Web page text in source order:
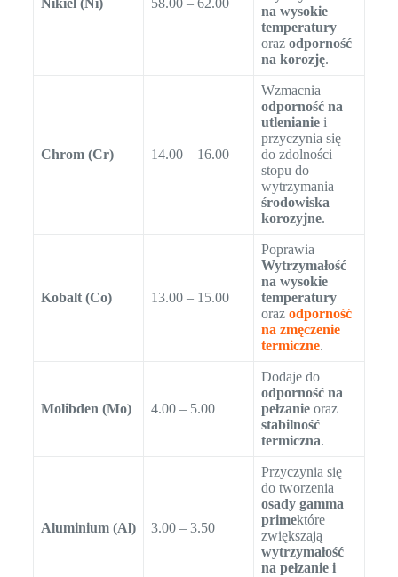
Nikiel (Ni) 58.00 – 62.00
na wysokie
temperatury
oraz odporność
na korozję.
Chrom (Cr) 14.00 – 16.00
Wzmacnia
odporność na
utlenianiei
przyczynia się
do zdolności
stopu do
wytrzymania
środowiska
korozyjne.
Kobalt (Co) 13.00 – 15.00
Poprawia
Wytrzymałość
na wysokie
temperatury
oraz odporność
na zmęczenie
termiczne.
Molibden (Mo) 4.00 – 5.00
Dodaje do
odporność na
pełzanieoraz
stabilność
termiczna.
Aluminium (Al) 3.00 – 3.50
Przyczynia się
do tworzenia
osady gamma
primektóre
zwiększają
wytrzymałość
na pełzanie i